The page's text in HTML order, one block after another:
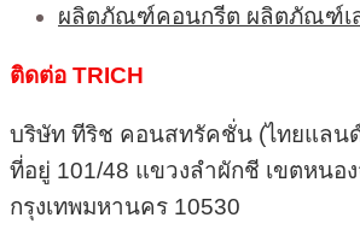
ผลิตภัณฑ์คอนกรีต ผลิตภัณฑ์เส
ติดต่อ TRICH
บริษัท ทีริช คอนสทรัคชั่น (ไทยแลน
ที่อยู่ 101/48 แขวงลำผักชี เขตหนอ
กรุงเทพมหานคร 10530